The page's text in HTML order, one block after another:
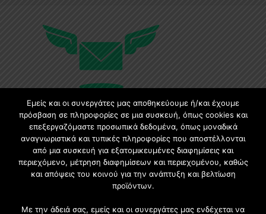
Εγγραφή στο Newsletter
Γίνετε μέλος της μεγαλύτερης διαδικτυακής κοινότητας, ειδικά
για αρχιτέκτονες, σχεδιαστές και λάτρεις της κατασκευής και
Εμείς και οι συνεργάτες μας αποθηκεύουμε ή/και έχουμε
πρόσβαση σε πληροφορίες σε μια συσκευή, όπως cookies και
επεξεργαζόμαστε προσωπικά δεδομένα, όπως μοναδικά
αναγνωριστικά και τυπικές πληροφορίες που αποστέλλονται
από μια συσκευή για εξατομικευμένες διαφημίσεις και
περιεχόμενο, μέτρηση διαφημίσεων και περιεχομένου, καθώς
και απόψεις του κοινού για την ανάπτυξη και βελτίωση
προϊόντων.
Με την άδειά σας, εμείς και οι συνεργάτες μας ενδέχεται να